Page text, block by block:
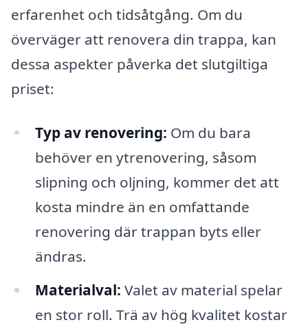
erfarenhet och tidsåtgång. Om du
överväger att renovera din trappa, kan
dessa aspekter påverka det slutgiltiga
priset:
Typ av renovering: Om du bara
behöver en ytrenovering, såsom
slipning och oljning, kommer det att
kosta mindre än en omfattande
renovering där trappan byts eller
ändras.
Materialval: Valet av material spelar
en stor roll. Trä av hög kvalitet kostar